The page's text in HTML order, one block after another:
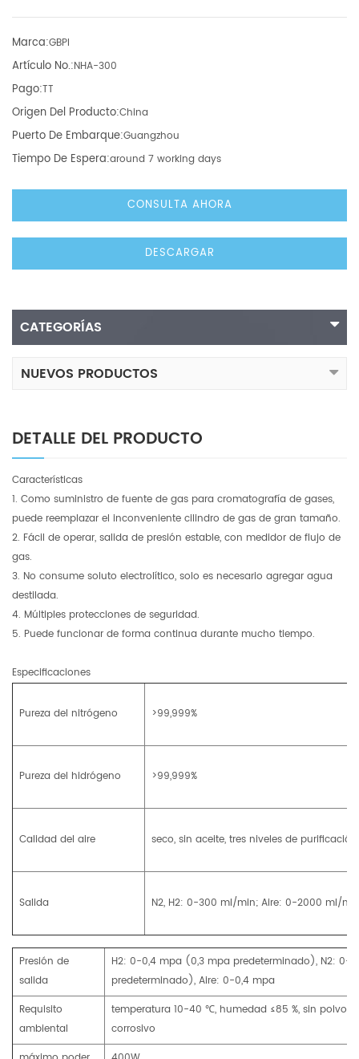
Marca:GBPI
Artículo No.:NHA-300
Pago:TT
Origen Del Producto:China
Puerto De Embarque:Guangzhou
Tiempo De Espera:around 7 working days
CONSULTA AHORA
DESCARGAR
CATEGORÍAS
NUEVOS PRODUCTOS
DETALLE DEL PRODUCTO
Características
1. Como suministro de fuente de gas para cromatografía de gases,
puede reemplazar el inconveniente cilindro de gas de gran tamaño.
2. Fácil de operar, salida de presión estable, con medidor de flujo de
gas.
3. No consume soluto electrolítico, solo es necesario agregar agua
destilada.
4. Múltiples protecciones de seguridad.
5. Puede funcionar de forma continua durante mucho tiempo.
Especificaciones
Pureza del nitrógeno >99,999%
Pureza del hidrógeno >99,999%
Calidad del aire seco, sin aceite, tres niveles de
Salida N2, H2: 0-300 ml/min; Aire: 0-2000 ml/
Presión de
salida
H2: 0-0,4 mpa (0,3 mpa predeterminado), N2: 0-
predeterminado), Aire: 0-0,4 mpa
Requisito
ambiental
temperatura 10-40 ℃, humedad ≤85 %, sin polvo
corrosivo